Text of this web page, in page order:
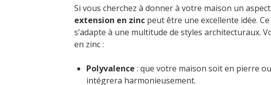
Si vous cherchez à donner à votre maison un
extension en zinc peut être une excellente idée.
s’adapte à une multitude de styles architecturaux.
en zinc :
Polyvalence : que votre maison soit en pierre
intégrera harmonieusement.